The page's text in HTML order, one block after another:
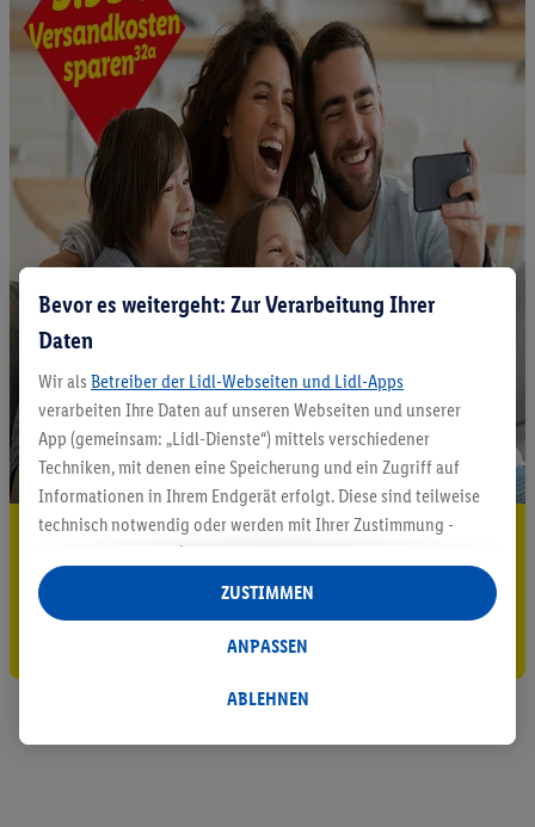
5.95 € Versand sparen³²ᵃ
Gutschein sichern!
Bevor es weitergeht: Zur Verarbeitung Ihrer
Daten
Wir als Betreiber der Lidl-Webseiten und Lidl-Apps
verarbeiten Ihre Daten auf unseren Webseiten und unserer
App (gemeinsam: „Lidl-Dienste“) mittels verschiedener
Techniken, mit denen eine Speicherung und ein Zugriff auf
Informationen in Ihrem Endgerät erfolgt. Diese sind teilweise
technisch notwendig oder werden mit Ihrer Zustimmung -
auch durch Partner (u.a.
Verantwortliche; im Zusammenhang mit dem IAB TCF
insgesamt
Statistik-Erstellung oder für personalisierte Werbung
Datenverarbeitungen für personalisierte Werbung werden
ABLEHNEN
ANPASSEN
ZUSTIMMEN